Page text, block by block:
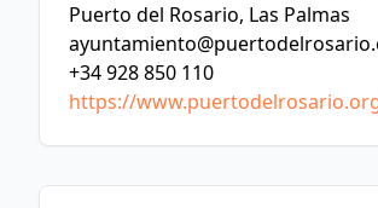
Puerto del Rosario, Las Palmas
+34 928 850 110
https://